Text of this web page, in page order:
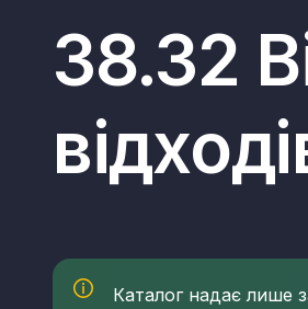
38.32
Каталог надає лише